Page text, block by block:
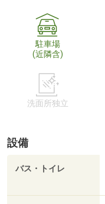
駐車場
(近隣含)
洗面所独立
設備
バス・トイレ